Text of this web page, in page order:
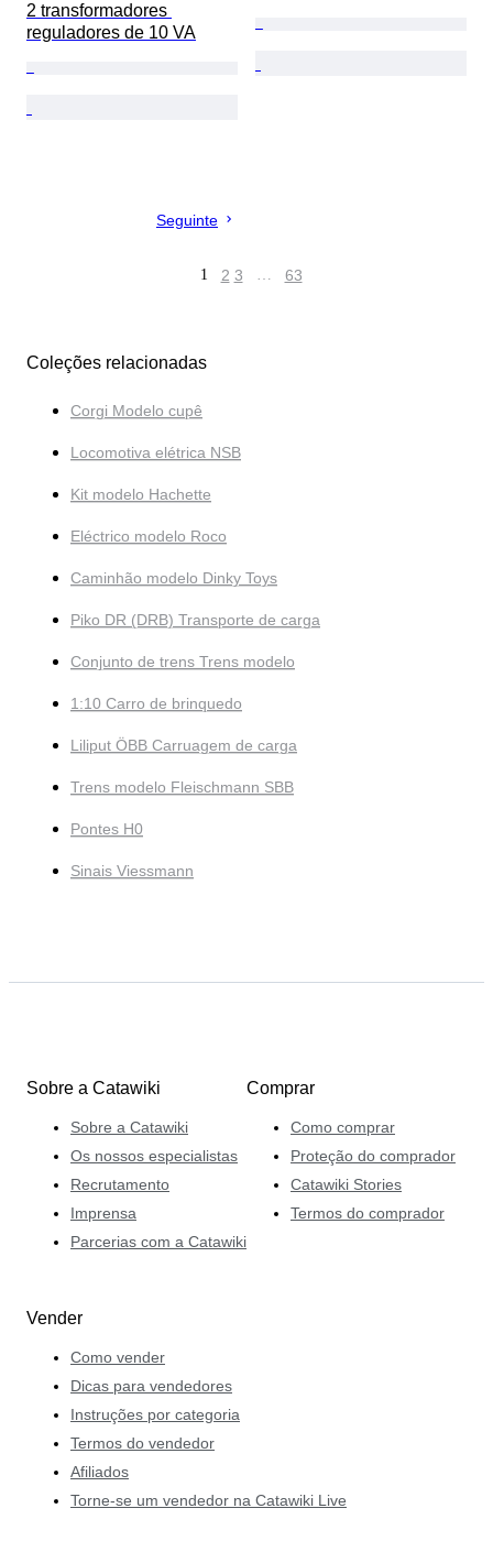
2 transformadores
reguladores de 10 VA
Seguinte
1 2 3 … 63
Coleções relacionadas
Corgi Modelo cupê
Locomotiva elétrica NSB
Kit modelo Hachette
Eléctrico modelo Roco
Caminhão modelo Dinky Toys
Piko DR (DRB) Transporte de carga
Conjunto de trens Trens modelo
1:10 Carro de brinquedo
Liliput ÖBB Carruagem de carga
Trens modelo Fleischmann SBB
Pontes H0
Sinais Viessmann
Sobre a Catawiki
Sobre a Catawiki
Os nossos especialistas
Recrutamento
Imprensa
Parcerias com a Catawiki
Comprar
Como comprar
Proteção do comprador
Catawiki Stories
Termos do comprador
Vender
Como vender
Dicas para vendedores
Instruções por categoria
Termos do vendedor
Afiliados
Torne-se um vendedor na Catawiki Live